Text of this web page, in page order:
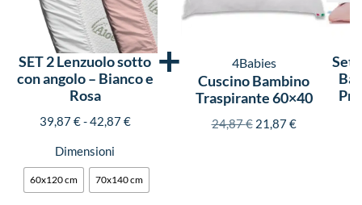
SET 2 Lenzuolo sotto
con angolo – Bianco e
Rosa
39,87€-42,87€
Dimensioni
60x120 cm 70x140 cm
+ 4Babies
Cuscino Bambino
Traspirante 60×40
24,87€ 21,87€
Set